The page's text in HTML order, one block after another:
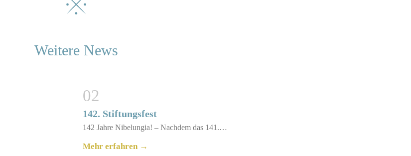
Weitere News
02
142. Stiftungsfest
142 Jahre Nibelungia! – Nachdem das 141.…
Mehr erfahren →